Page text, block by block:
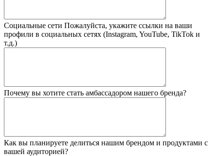
Социальные сети Пожалуйста, укажите ссылки на ваши
профили в социальных сетях (Instagram, YouTube, TikTok и
т.д.)
Почему вы хотите стать амбассадором нашего бренда?
Как вы планируете делиться нашим брендом и продуктами с
вашей аудиторией?